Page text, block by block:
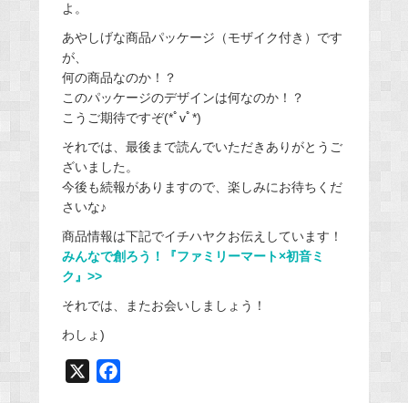
よ。
あやしげな商品パッケージ（モザイク付き）です
が、
何の商品なのか！？
このパッケージのデザインは何なのか！？
こうご期待ですぞ(*ﾟvﾟ*)
それでは、最後まで読んでいただきありがとうご
ざいました。
今後も続報がありますので、楽しみにお待ちくだ
さいな♪
商品情報は下記でイチハヤクお伝えしています！
みんなで創ろう！『ファミリーマート×初音ミ
ク』>>
それでは、またお会いしましょう！
わしょ)